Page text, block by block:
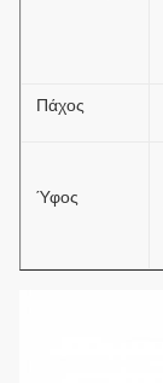
Πάχος
Ύφος